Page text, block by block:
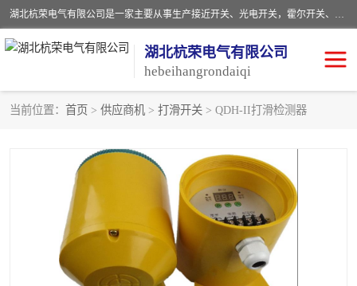
湖北杭荣电气有限公司是一家主要从事生产接近开关、光电开关，霍尔开关、两级跑偏开关、双向拉绳开关、速度监测器、皮带打滑开关、阻旋式料位开关、皮带纵向撕裂开关、溜槽堵塞开关、声光报警器、矿用磁性井筒开关等，主营行业：电气设备、仪器仪表制造, 高低压电器，成套电气设备，矿用防爆机电设备，皮带机综合保护系统，防爆电器，传感器，工矿配件，电器配件，自动化工业机器人的研发，制造，加工销售。
湖北杭荣电气有限公司
hebeihangrondaiqi
当前位置： 首页 > 供应商机 > 打滑开关 > QDH-II打滑检测器
音叉开关 浮球开关
射频导纳 声光报警器
扬声器 滑线指示灯